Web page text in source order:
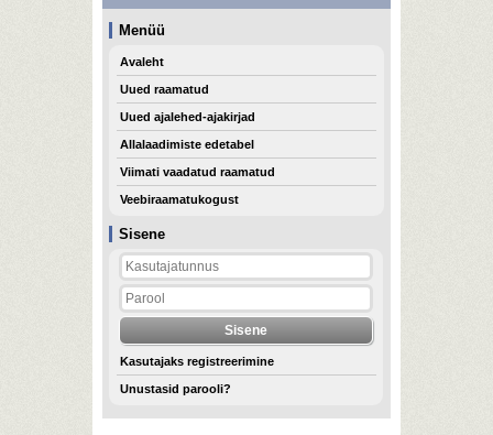
Sisene
Kasutajaks registreerimine
Unustasid parooli?
Menüü
Avaleht
Uued raamatud
Uued ajalehed-ajakirjad
Allalaadimiste edetabel
Viimati vaadatud raamatud
Veebiraamatukogust